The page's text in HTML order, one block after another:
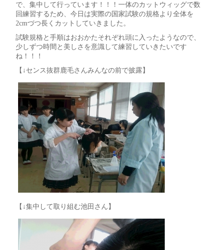
で、集中して行っています！！！一体のカットウィッグで数
回練習するため、今日は実際の国家試験の規格より全体を
2cmづつ長くカットしていきました。
試験規格と手順はおおかたそれぞれ頭に入ったようなので、
少しずつ時間と美しさを意識して練習していきたいです
ね！！！
【↓センス抜群鹿毛さんみんなの前で披露】
【↓集中して取り組む池田さん】